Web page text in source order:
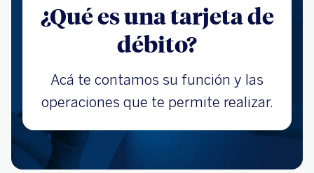
¿Qué es una tarjeta de
débito?
Acá te contamos su función y las
operaciones que te permite realizar.